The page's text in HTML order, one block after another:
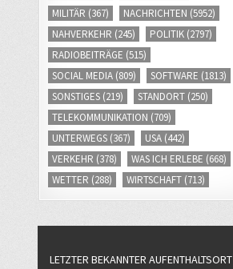
MILITÄR (367) NACHRICHTEN (5952)
NAHVERKEHR (245) POLITIK (2797)
RADIOBEITRÄGE (515)
SOCIAL MEDIA (809) SOFTWARE (1813)
SONSTIGES (219) STANDORT (250)
TELEKOMMUNIKATION (709)
UNTERWEGS (367) USA (442)
VERKEHR (378) WAS ICH ERLEBE (668)
WETTER (288) WIRTSCHAFT (713)
LETZTER BEKANNTER AUFENTHALTSORT